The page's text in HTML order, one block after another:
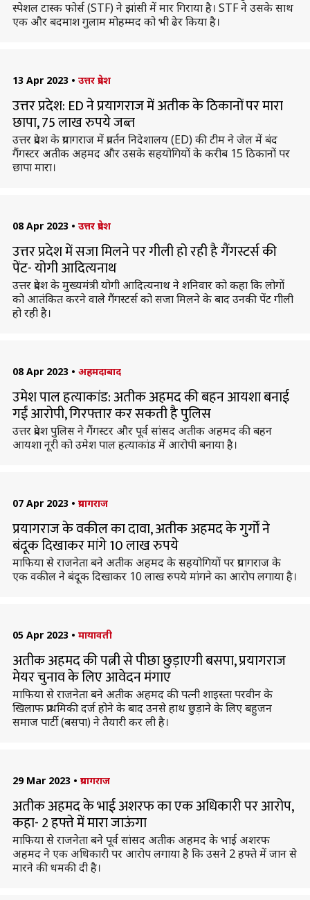
स्पेशल टास्क फोर्स (STF) ने झांसी में मार गिराया है। STF ने उसके साथ
एक और बदमाश गुलाम मोहम्मद को भी ढेर किया है।
13 Apr 2023 • उत्तर प्रदेश
उत्तर प्रदेश: ED ने प्रयागराज में अतीक के ठिकानों पर मारा
छापा, 75 लाख रुपये जब्त
उत्तर प्रदेश के प्रयागराज में प्रवर्तन निदेशालय (ED) की टीम ने जेल में बंद
गैंगस्टर अतीक अहमद और उसके सहयोगियों के करीब 15 ठिकानों पर
छापा मारा।
08 Apr 2023 • उत्तर प्रदेश
उत्तर प्रदेश में सजा मिलने पर गीली हो रही है गैंगस्टर्स की
पेंट- योगी आदित्यनाथ
उत्तर प्रदेश के मुख्यमंत्री योगी आदित्यनाथ ने शनिवार को कहा कि लोगों
को आतंकित करने वाले गैंगस्टर्स को सजा मिलने के बाद उनकी पेंट गीली
हो रही है।
08 Apr 2023 • अहमदाबाद
उमेश पाल हत्याकांड: अतीक अहमद की बहन आयशा बनाई
गईं आरोपी, गिरफ्तार कर सकती है पुलिस
उत्तर प्रदेश पुलिस ने गैंगस्टर और पूर्व सांसद अतीक अहमद की बहन
आयशा नूरी को उमेश पाल हत्याकांड में आरोपी बनाया है।
07 Apr 2023 • प्रयागराज
प्रयागराज के वकील का दावा, अतीक अहमद के गुर्गों ने
बंदूक दिखाकर मांगे 10 लाख रुपये
माफिया से राजनेता बने अतीक अहमद के सहयोगियों पर प्रयागराज के
एक वकील ने बंदूक दिखाकर 10 लाख रुपये मांगने का आरोप लगाया है।
05 Apr 2023 • मायावती
अतीक अहमद की पत्नी से पीछा छुड़ाएगी बसपा, प्रयागराज
मेयर चुनाव के लिए आवेदन मंगाए
माफिया से राजनेता बने अतीक अहमद की पत्नी शाइस्ता परवीन के
खिलाफ प्राथमिकी दर्ज होने के बाद उनसे हाथ छुड़ाने के लिए बहुजन
समाज पार्टी (बसपा) ने तैयारी कर ली है।
29 Mar 2023 • प्रयागराज
अतीक अहमद के भाई अशरफ का एक अधिकारी पर आरोप,
कहा- 2 हफ्ते में मारा जाऊंगा
माफिया से राजनेता बने पूर्व सांसद अतीक अहमद के भाई अशरफ
अहमद ने एक अधिकारी पर आरोप लगाया है कि उसने 2 हफ्ते में जान से
मारने की धमकी दी है।